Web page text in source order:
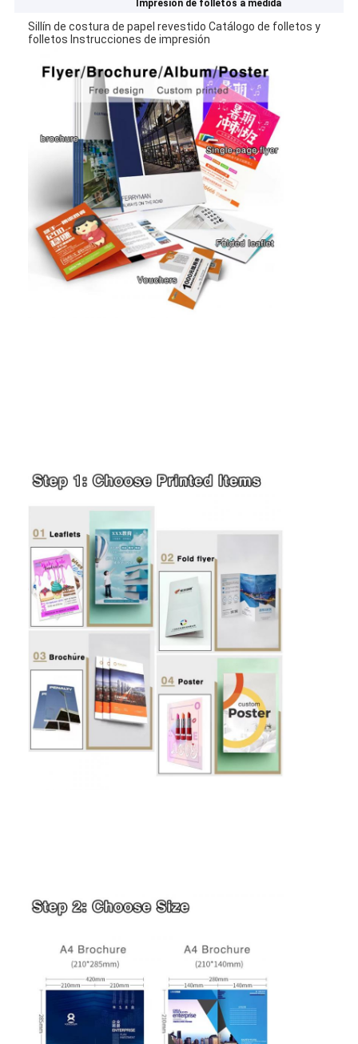
Sobre nosotros
Visita a la fábrica
Control de calidad
Contáctenos
Impresión de folletos a medida
Sillín de costura de papel revestido Catálogo de folletos y
folletos Instrucciones de impresión